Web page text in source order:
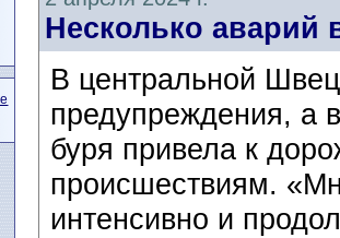
Несколько аварий
В центральной
предупреждения, а
буря привела к
происшествиям.
интенсивно и